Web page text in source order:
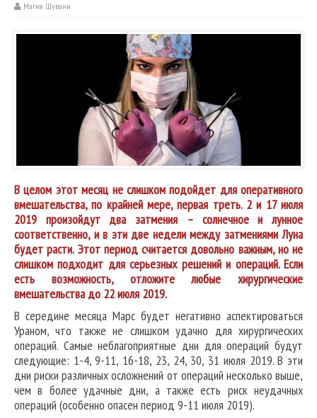
Магия Шувани
В целом этот месяц не слишком подойдет для оперативного
вмешательства, по крайней мере, первая треть. 2 и 17 июля
2019 произойдут два затмения – солнечное и лунное
соответственно, и в эти две недели между затмениями Луна
будет расти. Этот период считается довольно важным, но не
слишком подходит для серьезных решений и операций. Если
есть возможность, отложите любые хирургические
вмешательства до 22 июля 2019.
В середине месяца Марс будет негативно аспектироваться
Ураном, что также не слишком удачно для хирургических
операций. Самые неблагоприятные дни для операций будут
следующие: 1-4, 9-11, 16-18, 23, 24, 30, 31 июля 2019. В эти
дни риски различных осложнений от операций несколько выше,
чем в более удачные дни, а также есть риск неудачных
операций (особенно опасен период 9-11 июля 2019).